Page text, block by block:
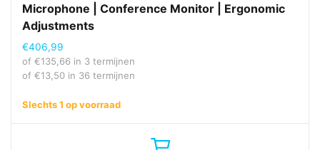
Microphone | Conference Monitor | Ergonomic
Adjustments
€406,99
of €135,66 in 3 termijnen
of €13,50 in 36 termijnen
Slechts 1 op voorraad